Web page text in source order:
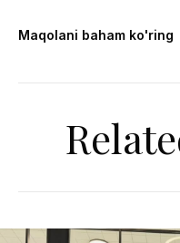
Maqolani baham ko'ring